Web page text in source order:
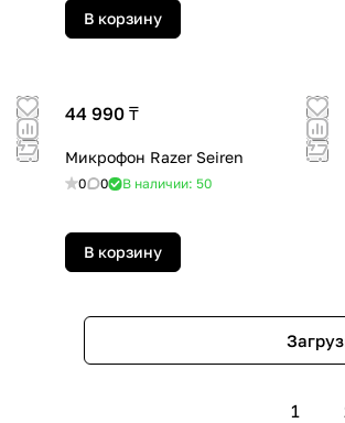
В корзину
44 990 ₸
Микрофон Razer Seiren
0 0 В наличии: 50
В корзину
1